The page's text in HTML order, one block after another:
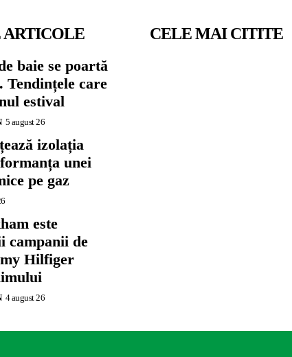
baie se poartă
Tendințele care
estival
5 august 26
izolația
unei
pe gaz
este
campanii de
Hilfiger
4 august 26
CELE MAI CITITE